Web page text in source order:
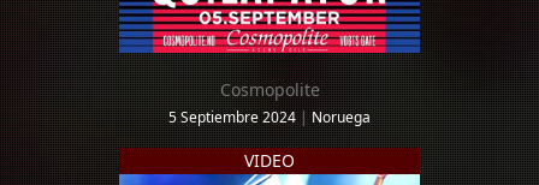
Cosmopolite
5 Septiembre 2024 | Noruega
VIDEO